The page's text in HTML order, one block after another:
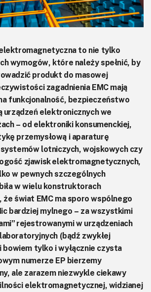
to nie tylko
wymogów, które należy spełnić, by
produkt do masowej
zagadnienia EMC mają
funkcjonalność, bezpieczeństwo
urządzeń elektronicznych we
– od elektroniki konsumenckiej,
przemysłową i aparaturę
lotniczych, wojskowych czy
zjawisk elektromagnetycznych,
w pewnych szczególnych
w wielu konstruktorach
że świat EMC ma sporo wspólnego
bardziej mylnego – za wszystkimi
rejestrowanymi w urządzeniach
(bądź zwykłej
tylko i wyłącznie czysta
numerze EP bierzemy
ale zarazem niezwykle ciekawy
elektromagnetycznej, widzianej